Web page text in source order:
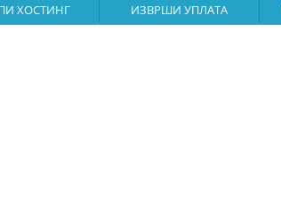
ХОСТИНГ ИЗВРШИ УПЛАТА